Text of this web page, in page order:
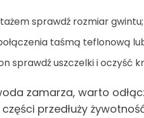
sprawdź rozmiar
taśmą teflonową
sprawdź uszczelki i oczyść
zamarza, warto
przedłuży